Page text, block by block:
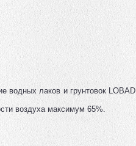
водных лаков и грунтовок
воздуха максимум 65%.